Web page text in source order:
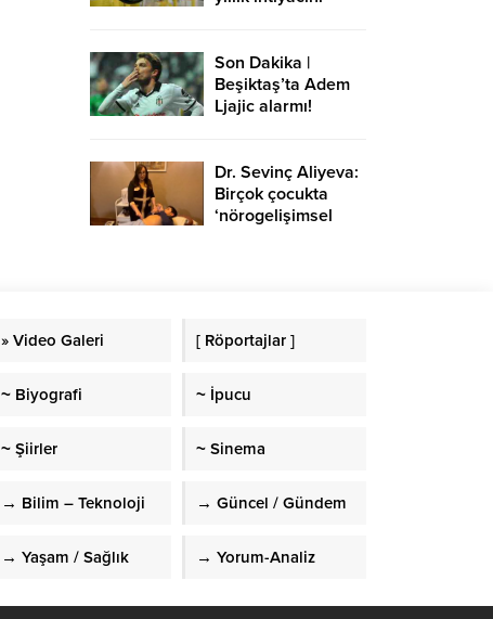
Son Dakika |
Beşiktaş’ta Adem
Ljajic alarmı!
Dr. Sevinç Aliyeva:
Birçok çocukta
‘nörogelişimsel
» Video Galeri [ Röportajlar ]
~ Biyografi ~ İpucu
~ Şiirler ~ Sinema
→ Bilim – Teknoloji → Güncel / Gündem
→ Yaşam / Sağlık → Yorum-Analiz